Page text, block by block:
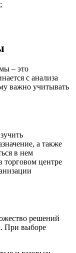
– это
с анализа
важно учитывать
а также
в нем
торговом центре
решений
При выборе